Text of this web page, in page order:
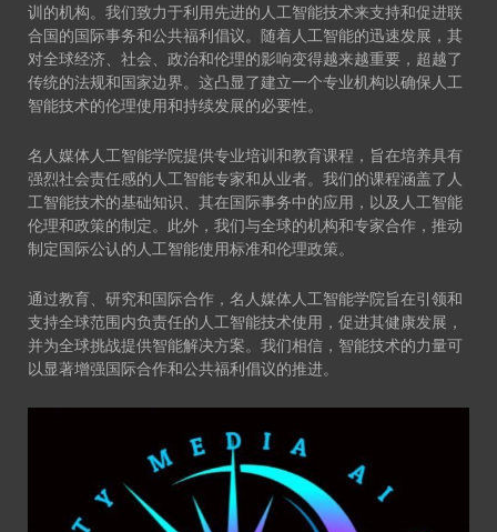
训的机构。我们致力于利用先进的人工智能技术来支持和促进联
合国的国际事务和公共福利倡议。随着人工智能的迅速发展，其
对全球经济、社会、政治和伦理的影响变得越来越重要，超越了
传统的法规和国家边界。这凸显了建立一个专业机构以确保人工
智能技术的伦理使用和持续发展的必要性。
名人媒体人工智能学院提供专业培训和教育课程，旨在培养具有
强烈社会责任感的人工智能专家和从业者。我们的课程涵盖了人
工智能技术的基础知识、其在国际事务中的应用，以及人工智能
伦理和政策的制定。此外，我们与全球的机构和专家合作，推动
制定国际公认的人工智能使用标准和伦理政策。
通过教育、研究和国际合作，名人媒体人工智能学院旨在引领和
支持全球范围内负责任的人工智能技术使用，促进其健康发展，
并为全球挑战提供智能解决方案。我们相信，智能技术的力量可
以显著增强国际合作和公共福利倡议的推进。